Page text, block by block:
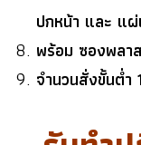
ปกหน้า และ แ
พร้อม ซองพลา
จำนวนสั่งขั้นต่ำ